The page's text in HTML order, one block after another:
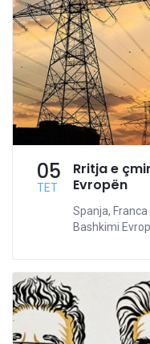
05
TET
Rritja e
Evropën
Spanja,
Bashkimi